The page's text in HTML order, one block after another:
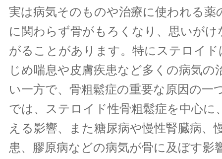
実は病気そのものや治療に使われる薬
に関わらず骨がもろくなり、思いがけ
がることがあります。特にステロイド
じめ喘息や皮膚疾患など多くの病気の
い一方で、骨粗鬆症の重要な原因の一
では、ステロイド性骨粗鬆症を中心に
える影響、また糖尿病や慢性腎臓病、
患、膠原病などの病気が骨に及ぼす影